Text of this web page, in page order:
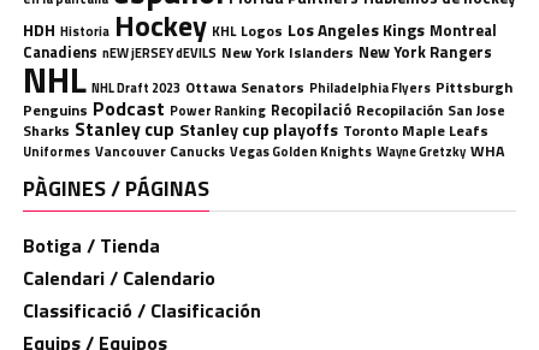
HDH Historia Hockey KHL Logos Los Angeles Kings Montreal
Canadiens nEW jERSEY dEVILS New York Islanders New York Rangers
NHL NHL Draft 2023 Ottawa Senators Philadelphia Flyers Pittsburgh
Penguins Podcast Power Ranking Recopilació Recopilación San Jose
Sharks Stanley cup Stanley cup playoffs Toronto Maple Leafs
Uniformes Vancouver Canucks Vegas Golden Knights Wayne Gretzky WHA
PÀGINES / PÁGINAS
Botiga / Tienda
Calendari / Calendario
Classificació / Clasificación
Equips / Equipos